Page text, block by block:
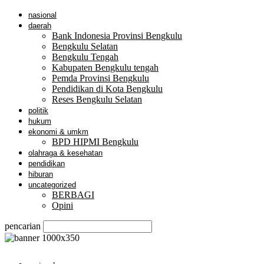
nasional
daerah
Bank Indonesia Provinsi Bengkulu
Bengkulu Selatan
Bengkulu Tengah
Kabupaten Bengkulu tengah
Pemda Provinsi Bengkulu
Pendidikan di Kota Bengkulu
Reses Bengkulu Selatan
politik
hukum
ekonomi & umkm
BPD HIPMI Bengkulu
olahraga & kesehatan
pendidikan
hiburan
uncategorized
BERBAGI
Opini
pencarian